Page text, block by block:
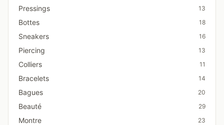
Pressings 13
Bottes 18
Sneakers 16
Piercing 13
Colliers 11
Bracelets 14
Bagues 20
Beauté 29
Montre 23